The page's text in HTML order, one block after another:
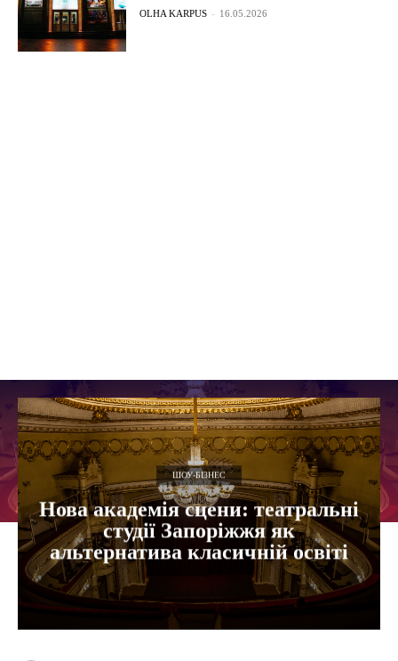
OLHA KARPUS - 16.05.2026